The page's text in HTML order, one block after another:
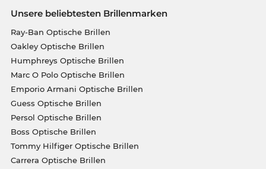
Unsere beliebtesten Brillenmarken
Ray-Ban Optische Brillen
Oakley Optische Brillen
Humphreys Optische Brillen
Marc O Polo Optische Brillen
Emporio Armani Optische Brillen
Guess Optische Brillen
Persol Optische Brillen
Boss Optische Brillen
Tommy Hilfiger Optische Brillen
Carrera Optische Brillen